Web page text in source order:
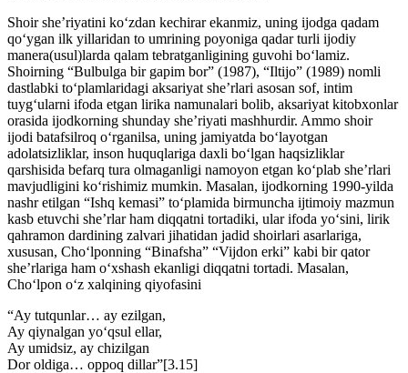
Shoir she’riyatini ko‘zdan kechirar ekanmiz, uning ijodga qadam
qo‘ygan ilk yillaridan to umrining poyoniga qadar turli ijodiy
manera(usul)larda qalam tebratganligining guvohi bo‘lamiz.
Shoirning “Bulbulga bir gapim bor” (1987), “Iltijo” (1989) nomli
dastlabki to‘plamlaridagi aksariyat she’rlari asosan sof, intim
tuyg‘ularni ifoda etgan lirika namunalari bolib, aksariyat kitobxonlar
orasida ijodkorning shunday she’riyati mashhurdir. Ammo shoir
ijodi batafsilroq o‘rganilsa, uning jamiyatda bo‘layotgan
adolatsizliklar, inson huquqlariga daxli bo‘lgan haqsizliklar
qarshisida befarq tura olmaganligi namoyon etgan ko‘plab she’rlari
mavjudligini ko‘rishimiz mumkin. Masalan, ijodkorning 1990-yilda
nashr etilgan “Ishq kemasi” to‘plamida birmuncha ijtimoiy mazmun
kasb etuvchi she’rlar ham diqqatni tortadiki, ular ifoda yo‘sini, lirik
qahramon dardining zalvari jihatidan jadid shoirlari asarlariga,
xususan, Cho‘lponning “Binafsha” “Vijdon erki” kabi bir qator
she’rlariga ham o‘xshash ekanligi diqqatni tortadi. Masalan,
Cho‘lpon o‘z xalqining qiyofasini
“Ay tutqunlar… ay ezilgan,
Ay qiynalgan yo‘qsul ellar,
Ay umidsiz, ay chizilgan
Dor oldiga… oppoq dillar”[3.15]